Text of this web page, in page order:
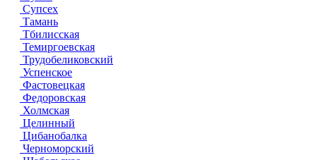
Супсех
Тамань
Тбилисская
Темиргоевская
Трудобеликовский
Успенское
Фастовецкая
Федоровская
Холмская
Целинный
Цибанобалка
Черноморский